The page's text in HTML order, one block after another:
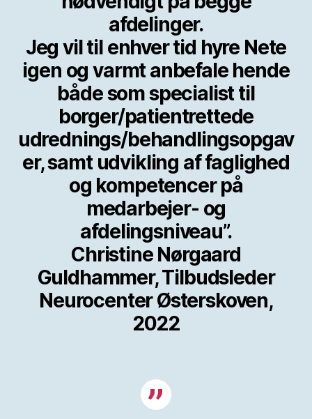
afdelinger.
Jeg vil til enhver tid hyre Nete
igen og varmt anbefale hende
både som specialist til
borger/patientrettede
udrednings/behandlingsopgav
er, samt udvikling af faglighed
og kompetencer på
medarbejer- og
afdelingsniveau”.
Christine Nørgaard
Guldhammer, Tilbudsleder
Neurocenter Østerskoven,
2022